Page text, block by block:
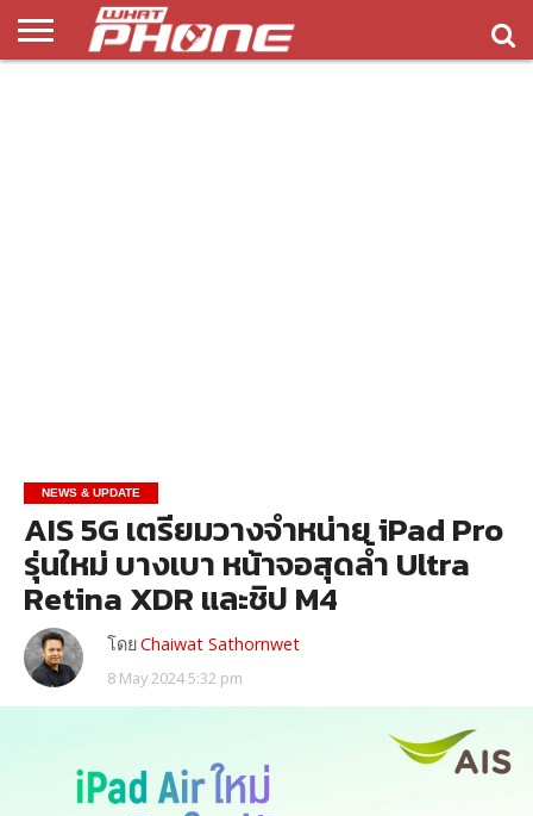
NEWS & UPDATE
AIS 5G เตรียมวางจำหน่าย iPad Pro
รุ่นใหม่ บางเบา หน้าจอสุดล้ำ Ultra
Retina XDR และชิป M4
โดยChaiwat Sathornwet
8 May 2024 5:32 pm